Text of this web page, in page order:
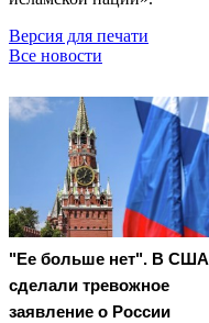
Версия для печати
Все новости
"Ее больше нет". В США
сделали тревожное
заявление о России